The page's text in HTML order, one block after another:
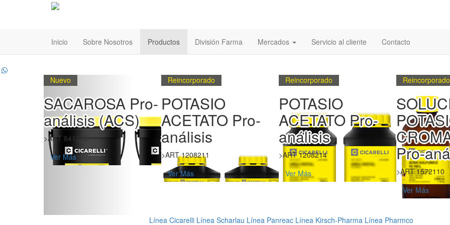
Inicio Sobre Nosotros Productos División Farma Mercados Servicio al cliente Contacto
Reincorporado
POTASIO
ACETATO Pro-
análisis
>ART 1208211
Reincorporado
POTASIO
ACETATO Pro-
análisis
>ART 1208214
Ver Más
Reincorporado
SOLUCION
POTASIO
CROMATO 5%
Pro-análisis
>ART 1572110
Nuevo
ACIDO
48%
(ACS)
>ART 1252110
Ver Más
Línea Cicarelli Línea Scharlau Línea Panreac Línea Kirsch-Pharma Línea Pharmco